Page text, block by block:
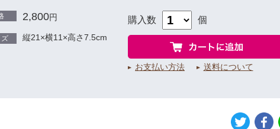
2,800円
縦21×横11×高さ7.5cm
購入数 個
お支払い方法 送料について